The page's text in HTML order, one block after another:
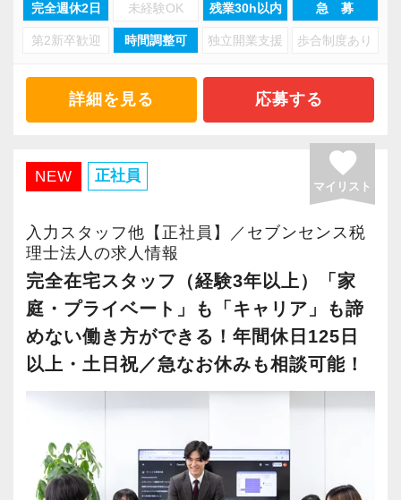
・顧客対応や提案業務に集中可能
・資産税や相続など専門性の高い案件あり
・経験値が自然と積み上がる環境
・有給取得率90％以上
・繁忙期も月30～40h程度
・男性の育休取得率100％
・テレワーク導入済み
・全席デュアルモニタ完備
＜幅広い経験・成長環境＞
・9割が紹介の安定基盤
・個人～大企業まで幅広く経験可能
・税務顧問＋資産税に関与
完全週休2日 未経験OK 残業30h以内 急 募
第2新卒歓迎 時間調整可 独立開業支援 歩合制度あり
詳細を見る 応募する
NEW 正社員 favorite
マイリスト
入力スタッフ他【正社員】／セブンセンス税
理士法人の求人情報
完全在宅スタッフ（経験3年以上）「家
庭・プライベート」も「キャリア」も諦
めない働き方ができる！年間休日125日
以上・土日祝／急なお休みも相談可能！